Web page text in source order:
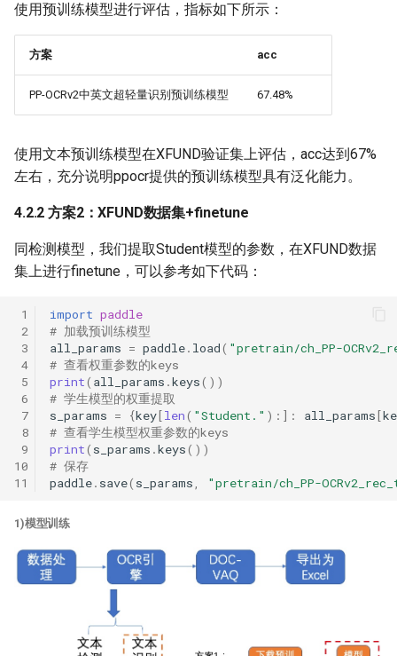
使用预训练模型进行评估，指标如下所示：
方案 acc
PP-OCRv2中英文超轻量识别预训练模型 67.48%
使用文本预训练模型在XFUND验证集上评估，acc达到67%
左右，充分说明ppocr提供的预训练模型具有泛化能力。
4.2.2 方案2：XFUND数据集+finetune
同检测模型，我们提取Student模型的参数，在XFUND数据
集上进行finetune，可以参考如下代码：
1
2
3
4
5
6
7
8
9
10
11
import paddle
# 加载预训练模型
all_params = paddle. load( "pretrain/ch_PP-
# 查看权重参数的keys
print( all_params .keys())
# 学生模型的权重提取
s_params = {key[len( "Student." ):]: all_params[
# 查看学生模型权重参数的keys
print( s_params .keys())
# 保存
paddle. save( s_params "pretrain/ch_PP-
1)模型训练